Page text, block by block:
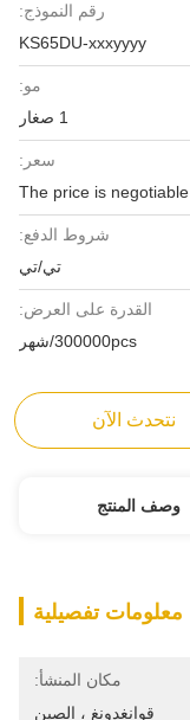
رقم النموذج:
KS65DU-xxxyyyy
مو:
1 صغار
سعر:
The price is negotiable
شروط الدفع:
تي/تي
القدرة على العرض:
300000pcs/شهر
نتحدث الآن
وصف المنتج
معلومات تفصيلية
مكان المنشأ:
قوانغدونغ ، الصين